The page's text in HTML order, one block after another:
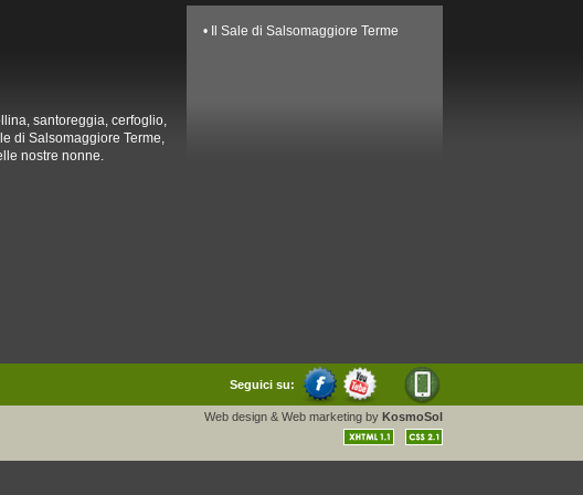
santoreggia, cerfoglio,
di Salsomaggiore Terme,
nostre nonne.
• Il Sale di Salsomaggiore Terme
Seguici su:
Web design & Web marketing by KosmoSol